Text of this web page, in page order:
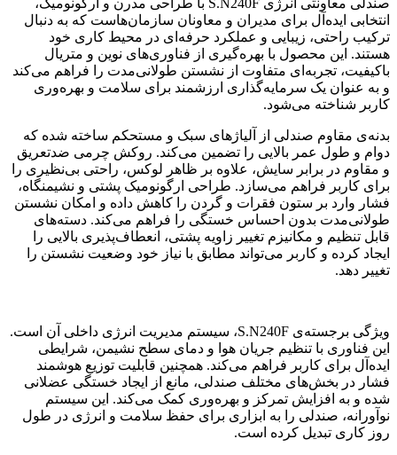
صندلی معاونتی انرژی S.N240F با طراحی مدرن و ارگونومیک،
انتخابی ایده‌آل برای مدیران و معاونان سازمان‌هاست که به دنبال
ترکیب راحتی، زیبایی و عملکرد حرفه‌ای در محیط کاری خود
هستند. این محصول با بهره‌گیری از فناوری‌های نوین و متریال
باکیفیت، تجربه‌ای متفاوت از نشستن طولانی‌مدت را فراهم می‌کند
و به عنوان یک سرمایه‌گذاری ارزشمند برای سلامت و بهره‌وری
کاربر شناخته می‌شود.
بدنه‌ی مقاوم صندلی از آلیاژهای سبک و مستحکم ساخته شده که
دوام و طول عمر بالایی را تضمین می‌کند. روکش چرمی ضدتعریق
و مقاوم در برابر سایش، علاوه بر ظاهر لوکس، راحتی بی‌نظیری را
برای کاربر فراهم می‌سازد. طراحی ارگونومیک پشتی و نشیمنگاه،
فشار وارد بر ستون فقرات و گردن را کاهش داده و امکان نشستن
طولانی‌مدت بدون احساس خستگی را فراهم می‌کند. دسته‌های
قابل تنظیم و مکانیزم تغییر زاویه پشتی، انعطاف‌پذیری بالایی را
ایجاد کرده و کاربر می‌تواند مطابق با نیاز خود وضعیت نشستن را
تغییر دهد.
ویژگی برجسته‌ی S.N240F، سیستم مدیریت انرژی داخلی آن است.
این فناوری با تنظیم جریان هوا و دمای سطح نشیمن، شرایطی
ایده‌آل برای کاربر فراهم می‌کند. همچنین قابلیت توزیع هوشمند
فشار در بخش‌های مختلف صندلی، مانع از ایجاد خستگی عضلانی
شده و به افزایش تمرکز و بهره‌وری کمک می‌کند. این سیستم
نوآورانه، صندلی را به ابزاری برای حفظ سلامت و انرژی در طول
روز کاری تبدیل کرده است.